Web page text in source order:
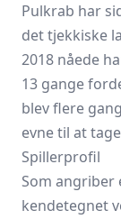
Pulkrab har
det tjekkiske
2018 nåede
13 gange
blev flere
evne til at
Spillerprofil
Som
kendetegnet